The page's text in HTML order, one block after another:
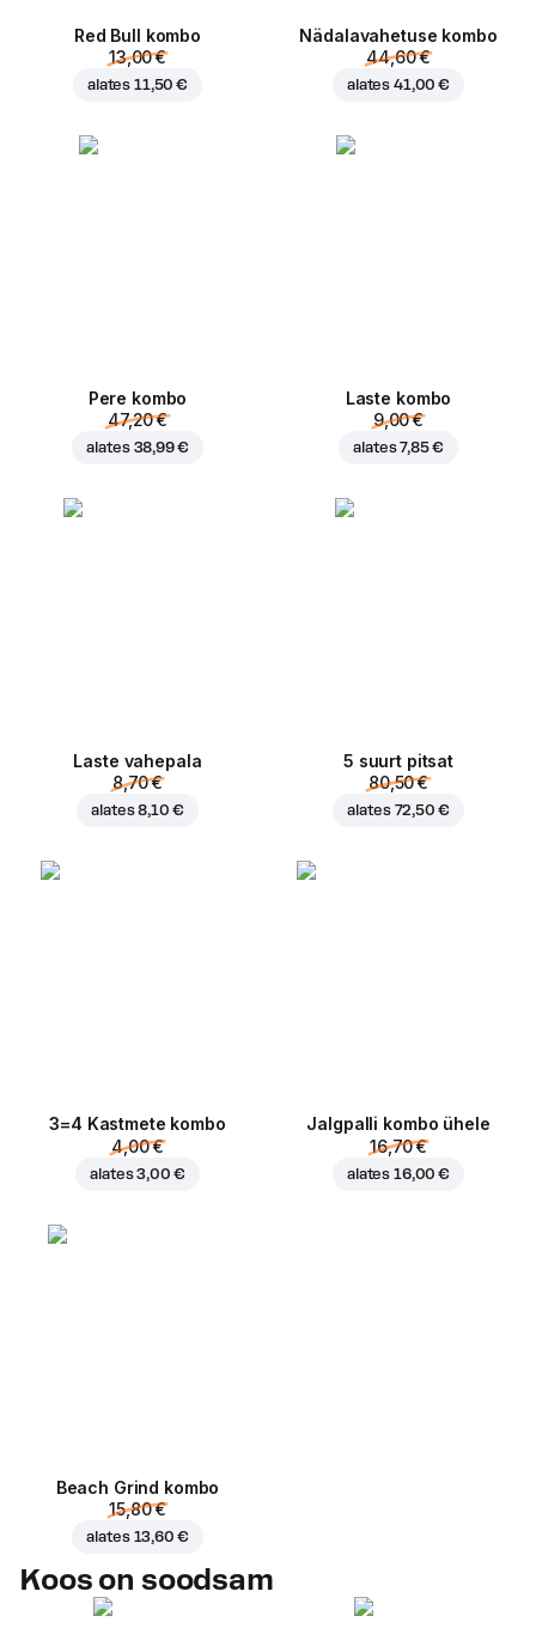
Red Bull kombo
13,00 €
alates 11,50 €
Nädalavahetuse kombo
44,60 €
alates 41,00 €
Pere kombo
47,20 €
alates 38,99 €
Laste kombo
9,00 €
alates7,85 €
Laste vahepala
8,70 €
alates8,10 €
5 suurt pitsat
80,50 €
alates 72,50 €
3=4 Kastmete kombo
4,00 €
alates3,00 €
Jalgpalli kombo ühele
16,70 €
alates 16,00 €
Beach Grind kombo
15,80 €
alates 13,60 €
Koos on soodsam